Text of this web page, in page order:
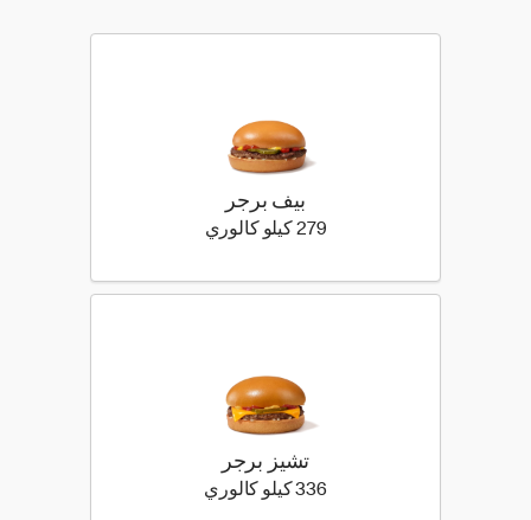
بيف برجر
279 كيلو كالوري
تشيز برجر
336 كيلو كالوري 336 كيلو سعرة حرارية